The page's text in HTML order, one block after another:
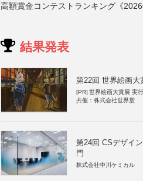
高額賞金コンテストランキング《2026
結果発表
第22回 世界絵画大
[PR] 世界絵画大賞展 実
共催：株式会社世界堂
第24回 CSデザイ
門
株式会社中川ケミカル